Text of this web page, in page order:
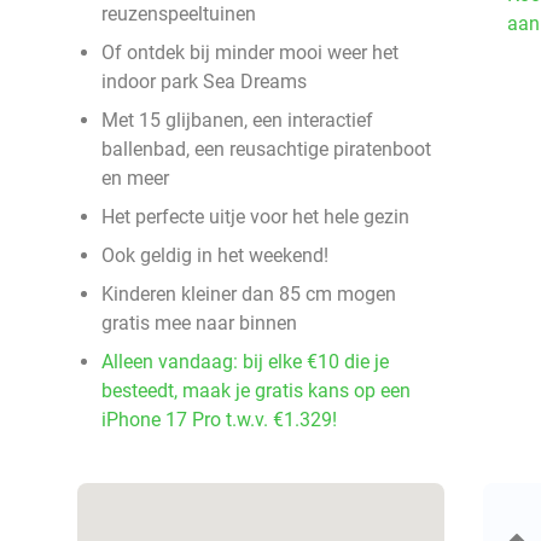
reuzenspeeltuinen
Of ontdek bij minder mooi weer het
indoor park Sea Dreams
Met 15 glijbanen, een interactief
ballenbad, een reusachtige piratenboot
en meer
Het perfecte uitje voor het hele gezin
Ook geldig in het weekend!
Kinderen kleiner dan 85 cm mogen
gratis mee naar binnen
Alleen vandaag: bij elke €10 die je
besteedt, maak je gratis kans op een
iPhone 17 Pro t.w.v. €1.329!